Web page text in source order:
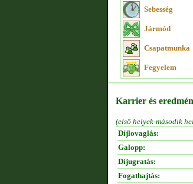
Sebesség
Jármód
Csapatmunka
Fegyelem
Karrier és
(első helyek-második
Díjlovaglás:
Galopp:
Díjugratás:
Fogathajtás: